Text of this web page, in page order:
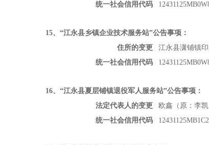
统一社会信用代码
15、“江永县乡镇企业技术服务站”公告事项：
住所的变更
江永县潇铺镇
统一社会信用代码
16、“江永县夏层铺镇退役军人服务站”公告事项：
法定代表人的变更
欧鑫（原：李凯
统一社会信用代码